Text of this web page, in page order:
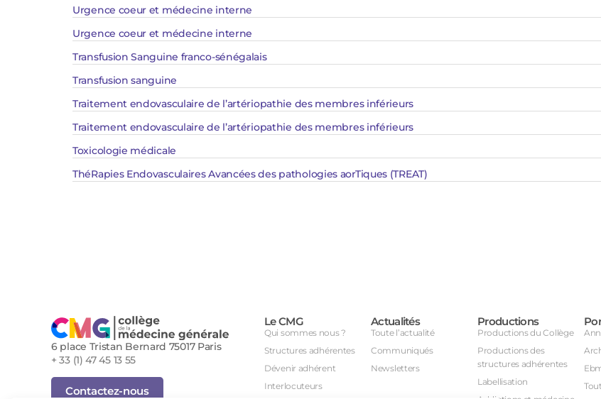
Urgence coeur et médecine interne​
Urgence coeur et médecine interne
Transfusion Sanguine franco-sénégalais
Transfusion sanguine​
Traitement endovasculaire de l’artériopathie des membres inférieurs​
Traitement endovasculaire de l’artériopathie des membres inférieurs
Toxicologie médicale​​
ThéRapies Endovasculaires Avancées des pathologies aorTiques (TREAT)
6 place Tristan Bernard 75017 Paris
+ 33 (1) 47 45 13 55
Contactez-nous
Le CMG
Qui sommes nous ?
Structures adhérentes
Dévenir adhérent
Interlocuteurs
Actualités
Toute l’actualité
Communiqués
Newsletters
Productions
Productions du Collège
Productions des
structures adhérentes
Labellisation